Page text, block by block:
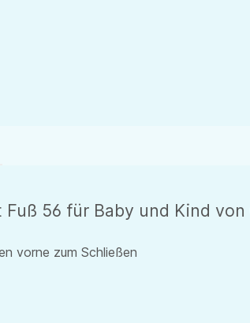
56 für Baby und Kind
vorne zum Schließen